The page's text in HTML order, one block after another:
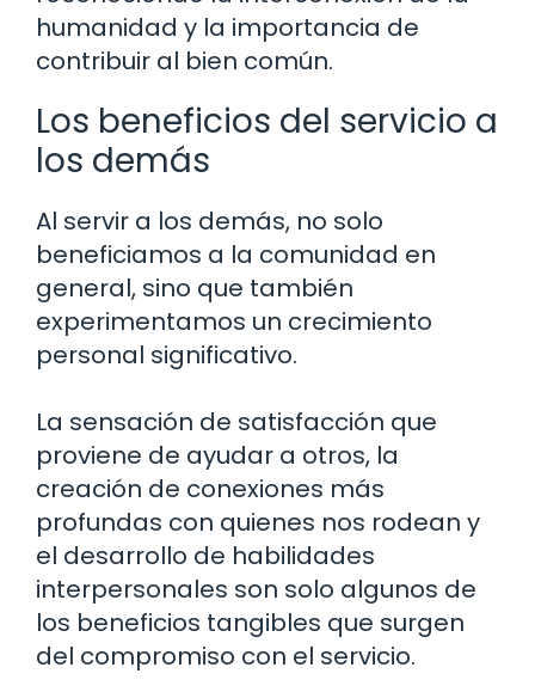
humanidad y la importancia de
contribuir al bien común.
Los beneficios del servicio a
los demás
Al servir a los demás, no solo
beneficiamos a la comunidad en
general, sino que también
experimentamos un crecimiento
personal significativo.
La sensación de satisfacción que
proviene de ayudar a otros, la
creación de conexiones más
profundas con quienes nos rodean y
el desarrollo de habilidades
interpersonales son solo algunos de
los beneficios tangibles que surgen
del compromiso con el servicio.